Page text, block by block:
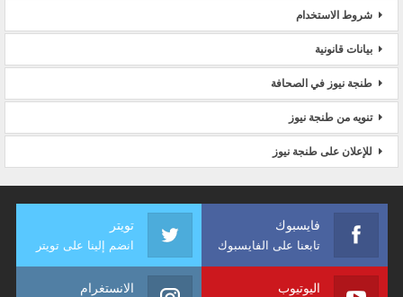
شروط الاستخدام
بيانات قانونية
طنجة نيوز في الصحافة
تنويه من طنجة نيوز
للإعلان على طنجة نيوز
فايسبوك
تابعنا على الفايسبوك
تويتر
انضم إلينا على تويتر
اليوتيوب الانستغرام